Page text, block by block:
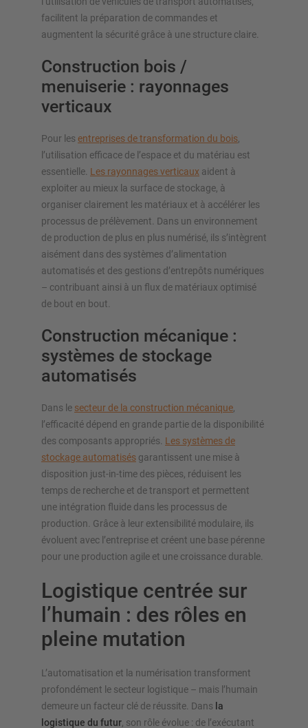
facilitent la préparation de commandes et
augmentent la sécurité grâce à une structure claire.
Construction bois /
menuiserie : rayonnages
verticaux
Pour les entreprises de transformation du bois
l’utilisation efficace de l’espace et du matériau est
essentielle. Les rayonnages verticaux aident à
exploiter au mieux la surface de stockage, à
organiser clairement les matériaux et à accélérer les
processus de prélèvement. Dans un environnement
de production de plus en plus numérisé, ils s’intègrent
aisément dans des systèmes d’alimentation
automatisés et des gestions d’entrepôts numériques
– contribuant ainsi à un flux de matériaux optimisé
de bout en bout.
Construction mécanique :
systèmes de stockage
automatisés
Dans le secteur de la construction mécanique
l’efficacité dépend en grande partie de la disponibilité
des composants appropriés. Les systèmes de
stockage automatisés garantissent une mise à
disposition just-in-time des pièces, réduisent les
temps de recherche et de transport et permettent
une intégration fluide dans les processus de
production. Grâce à leur extensibilité modulaire, ils
évoluent avec l’entreprise et créent une base pérenne
pour une production agile et une croissance durable.
Logistique centrée sur
l’humain : des rôles en
pleine mutation
L’automatisation et la numérisation transforment
profondément le secteur logistique – mais l’humain
demeure un facteur clé de réussite. Dans la
logistique du futur , son rôle évolue : de l’exécutant